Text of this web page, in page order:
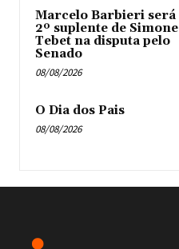
Marcelo Barbieri será
2º suplente de Simone
Tebet na disputa pelo
Senado
08/08/2026
O Dia dos Pais
08/08/2026